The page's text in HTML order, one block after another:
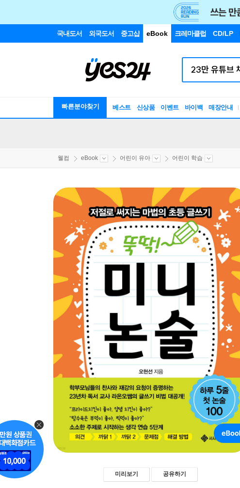
국내도서 외국도서 중고샵 eBook 크레마클럽 CD/LP
빠른분야찾기 베스트 신상품 이벤트 바이백 매장안내
웰컴 eBook 어린이 유아 어린이 학습
미리보기 공유하기